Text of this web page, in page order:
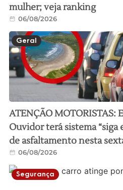
mulher; veja ranking
06/08/2026
Geral
ATENÇÃO MOTORISTAS:
Ouvidor terá sistema “siga
de asfaltamento nesta
06/08/2026
Segurança